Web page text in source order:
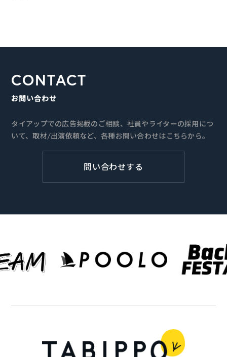
CONTACT
お問い合わせ
タイアップでの広告掲載のご相談、社員やライターの採用につ
いて、取材/出演依頼など、各種お問い合わせはこちらから。
問い合わせする